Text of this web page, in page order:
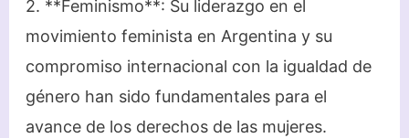
2. **Feminismo**: Su liderazgo en el
movimiento feminista en Argentina y su
compromiso internacional con la igualdad de
género han sido fundamentales para el
avance de los derechos de las mujeres.